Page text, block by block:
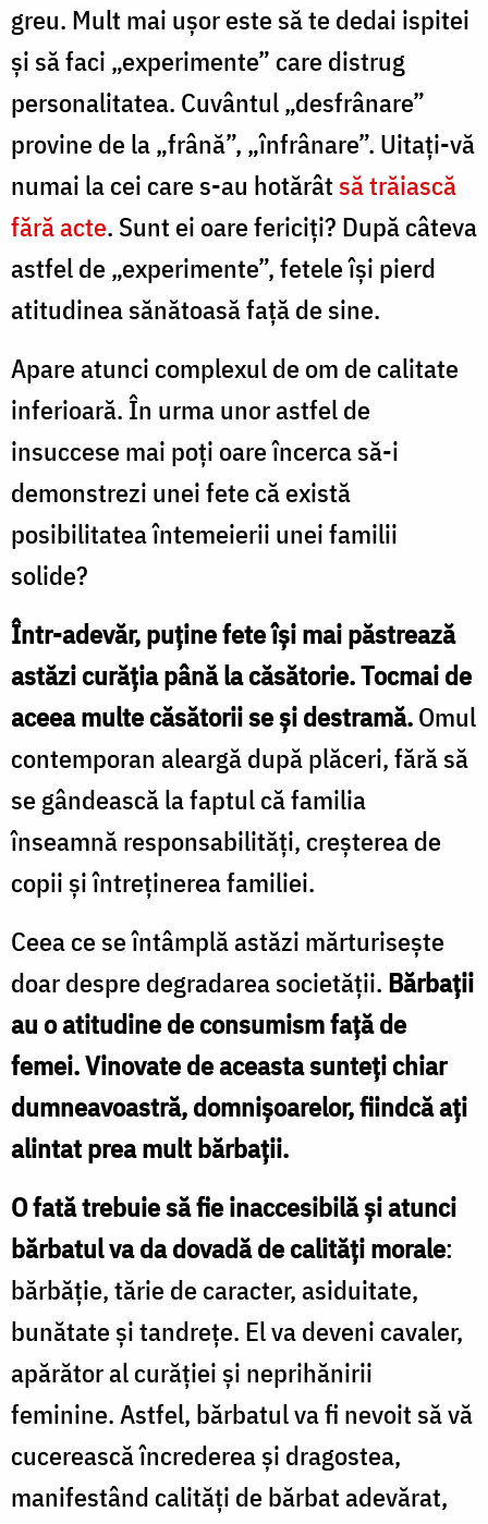
greu. Mult mai uşor este să te dedai ispitei
şi să faci „experimente” care distrug
personalitatea. Cuvântul „desfrânare”
provine de la „frână”, „înfrânare”. Uitaţi-vă
numai la cei care s-au hotărâtsă trăiască
fără acte. Sunt ei oare fericiţi? După câteva
astfel de „experimente”, fetele îşi pierd
atitudinea sănătoasă faţă de sine.
Apare atunci complexul de om de calitate
inferioară. În urma unor astfel de
insuccese mai poţi oare încerca să-i
demonstrezi unei fete că există
posibilitatea întemeierii unei familii
solide?
Într-adevăr, puţine fete îşi mai păstrează
astăzi curăţia până la căsătorie. Tocmai de
aceea multe căsătorii se şi destramă.Omul
contemporan aleargă după plăceri, fără să
se gândească la faptul că familia
înseamnă responsabilităţi, creşterea de
copii şi întreţinerea familiei.
Ceea ce se întâmplă astăzi mărturiseşte
doar despre degradarea societăţii. Bărbaţii
au o atitudine de consumism faţă de
femei. Vinovate de aceasta sunteți chiar
dumneavoastră, domnişoarelor, fiindcă aţi
alintat prea mult bărbaţii.
O fată trebuie să fie inaccesibilă şi atunci
bărbatul va da dovadă de calităţi morale:
bărbăţie, tărie de caracter, asiduitate,
bunătate şi tandreţe. El va deveni cavaler,
apărător al curăţiei şi neprihănirii
feminine. Astfel, bărbatul va fi nevoit să vă
cucerească încrederea şi dragostea,
manifestând calităţi de bărbat adevărat,